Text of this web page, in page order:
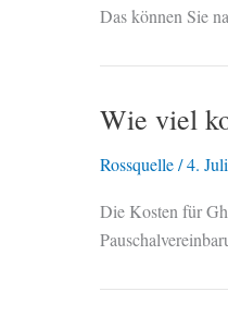
Das können Sie
Wie viel
Rossquelle/4.
Die Kosten für